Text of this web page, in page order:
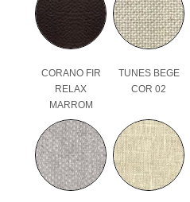
CORANO FIR
RELAX
MARROM
TUNES BEGE
COR 02